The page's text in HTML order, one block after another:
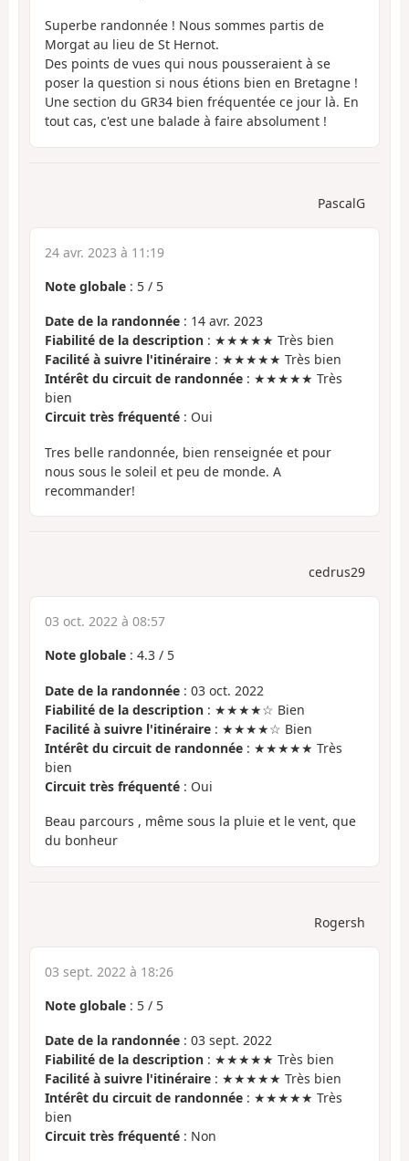
Superbe randonnée ! Nous sommes partis de
Morgat au lieu de St Hernot.
Des points de vues qui nous pousseraient à se
poser la question si nous étions bien en Bretagne !
Une section du GR34 bien fréquentée ce jour là. En
tout cas, c'est une balade à faire absolument !
PascalG
24 avr. 2023 à 11:19
Note globale : 5 / 5
Date de la randonnée : 14 avr. 2023
Fiabilité de la description : ★★★★★ Très bien
Facilité à suivre l'itinéraire : ★★★★★ Très bien
Intérêt du circuit de randonnée : ★★★★★ Très
bien
Circuit très fréquenté : Oui
Tres belle randonnée, bien renseignée et pour
nous sous le soleil et peu de monde. A
recommander!
cedrus29
03 oct. 2022 à 08:57
Note globale : 4.3 / 5
Date de la randonnée : 03 oct. 2022
Fiabilité de la description : ★★★★☆ Bien
Facilité à suivre l'itinéraire : ★★★★☆ Bien
Intérêt du circuit de randonnée : ★★★★★ Très
bien
Circuit très fréquenté : Oui
Beau parcours , même sous la pluie et le vent, que
du bonheur
Rogersh
03 sept. 2022 à 18:26
Note globale : 5 / 5
Date de la randonnée : 03 sept. 2022
Fiabilité de la description : ★★★★★ Très bien
Facilité à suivre l'itinéraire : ★★★★★ Très bien
Intérêt du circuit de randonnée : ★★★★★ Très
bien
Circuit très fréquenté : Non